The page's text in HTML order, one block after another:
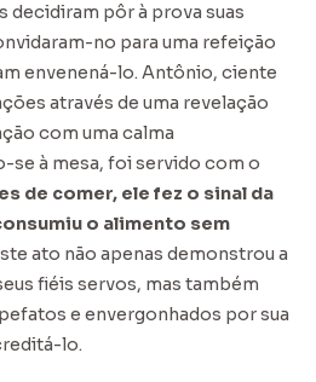
decidiram pôr à prova suas
no para uma refeição
envenená-lo. Antônio, ciente
através de uma revelação
com uma calma
se à mesa, foi servido com o
de comer, ele fez o sinal da
o alimento sem
ato não apenas demonstrou a
fiéis servos, mas também
e envergonhados por sua
lo.